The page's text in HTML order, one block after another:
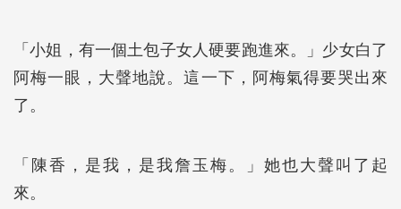
「小姐，有一個土包子女人硬要跑進來。」少女白了
阿梅一眼，大聲地說。這一下，阿梅氣得要哭出來
了。
「陳香，是我，是我詹玉梅。」她也大聲叫了起
來。